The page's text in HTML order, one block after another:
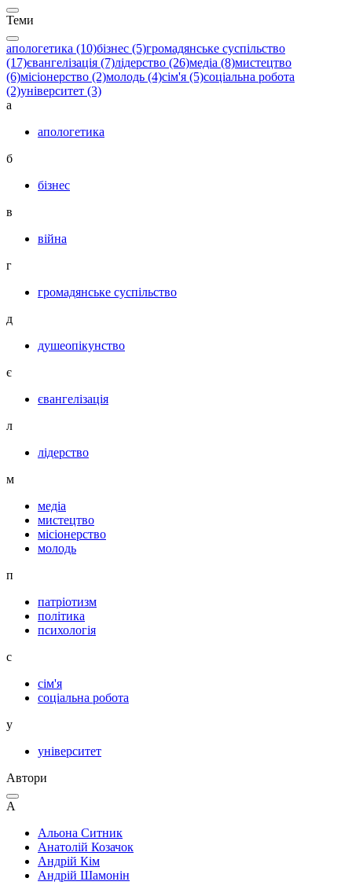
Теми
апологетика (10)бізнес (5)громадянське суспільство
(17)євангелізація (7)лідерство (26)медіа (8)мистецтво
(6)місіонерство (2)молодь (4)сім'я (5)соціальна робота
(2)університет (3)
а
апологетика
б
бізнес
в
війна
г
громадянське суспільство
д
душеопікунство
є
євангелізація
л
лідерство
м
медіа
мистецтво
місіонерство
молодь
п
патріотизм
політика
психологія
с
сім'я
соціальна робота
у
університет
Автори
А
Альона Ситник
Анатолій Козачок
Андрій Кім
Андрій Шамонін